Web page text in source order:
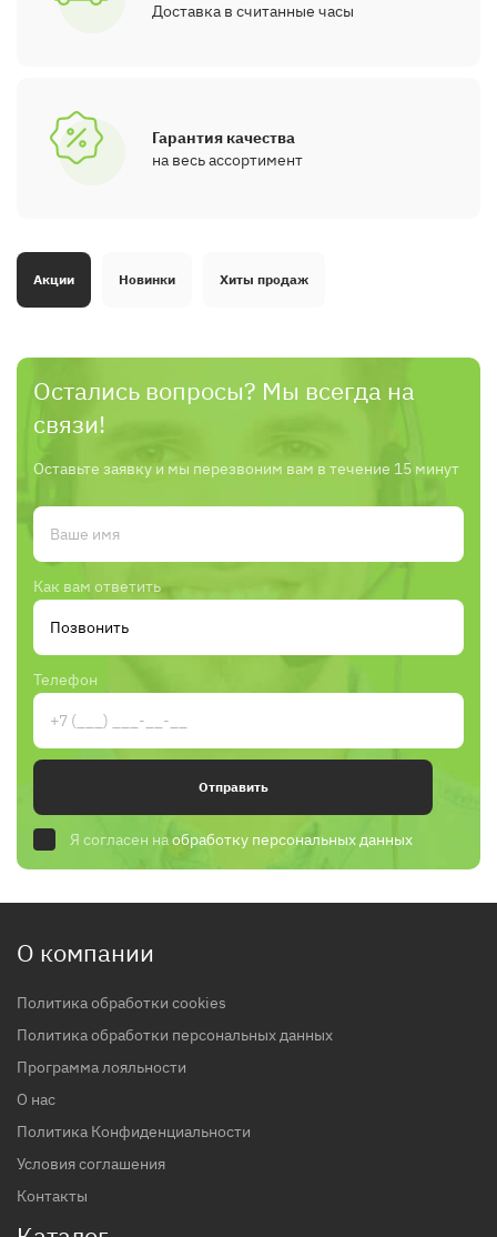
Доставка в считанные часы
Гарантия качества
на весь ассортимент
Акции Новинки Хиты продаж
Остались вопросы? Мы всегда на
связи!
Оставьте заявку и мы перезвоним вам в течение 15 минут
Как вам ответить
Телефон
Отправить
Я согласен наобработку персональных данных
О компании
Политика обработки cookies
Политика обработки персональных данных
Программа лояльности
О нас
Политика Конфиденциальности
Условия соглашения
Контакты